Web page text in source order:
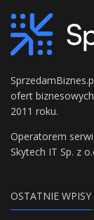
ofert
2011 roku.
Operatorem
Skytech IT Sp. z
OSTATNIE WPISY